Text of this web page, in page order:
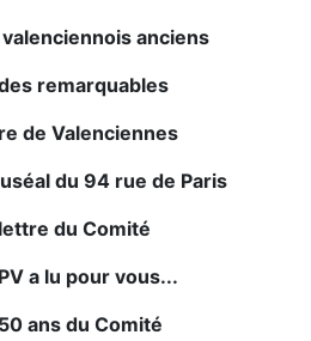
anciens
remarquables
de Valenciennes
du 94 rue de Paris
du Comité
a lu pour vous...
ans du Comité